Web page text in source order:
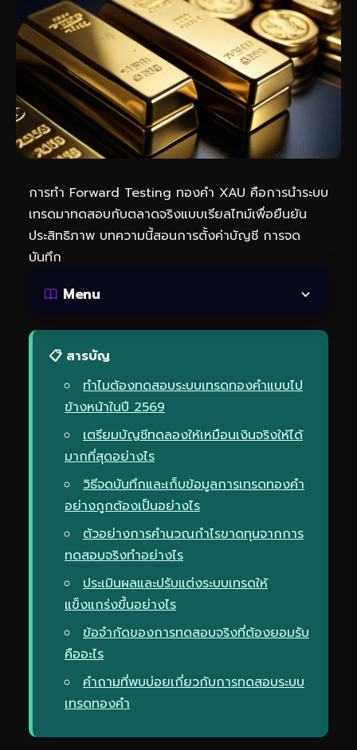
การทำ Forward Testing ทองคำ XAU คือการนำระบบ
เทรดมาทดสอบกับตลาดจริงแบบเรียลไทม์เพื่อยืนยัน
ประสิทธิภาพ บทความนี้สอนการตั้งค่าบัญชี การจด
บันทึก
Menu
📋 สารบัญ
ทำไมต้องทดสอบระบบเทรดทองคำแบบไป
ข้างหน้าในปี 2569
เตรียมบัญชีทดลองให้เหมือนเงินจริงให้ได้
มากที่สุดอย่างไร
วิธีจดบันทึกและเก็บข้อมูลการเทรดทองคำ
อย่างถูกต้องเป็นอย่างไร
ตัวอย่างการคำนวณกำไรขาดทุนจากการ
ทดสอบจริงทำอย่างไร
ประเมินผลและปรับแต่งระบบเทรดให้
แข็งแกร่งขึ้นอย่างไร
ข้อจำกัดของการทดสอบจริงที่ต้องยอมรับ
คืออะไร
คำถามที่พบบ่อยเกี่ยวกับการทดสอบระบบ
เทรดทองคำ